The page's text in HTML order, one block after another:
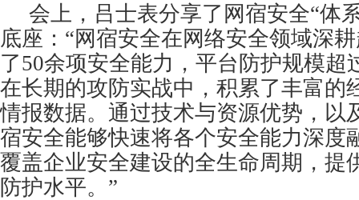
会上，吕士表分享了网宿安全“体
底座：“网宿安全在网络安全领域深
了50余项安全能力，平台防护规模超
在长期的攻防实战中，积累了丰富的
情报数据。通过技术与资源优势，以
宿安全能够快速将各个安全能力深度
覆盖企业安全建设的全生命周期，提
防护水平。”